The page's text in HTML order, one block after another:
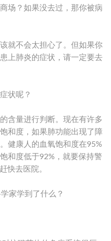
场？如果没去过，那你被病
就不会太担心了。但如果你
上肺炎的症状，请一定要去
状呢？
含量进行判断。现在有许多
和度，如果肺功能出现了障
健康人的血氧饱和度在95%
和度低于92%，就要保持警
快去医院。
家学到了什么？